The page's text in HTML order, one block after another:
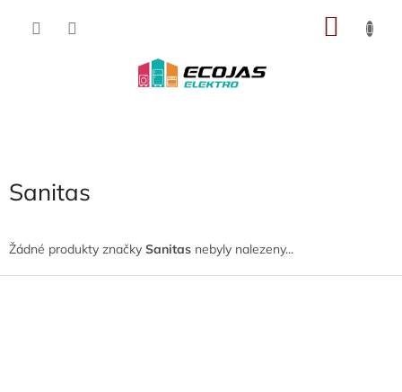
Sanitas
Žádné produkty značky Sanitas nebyly nalezeny...